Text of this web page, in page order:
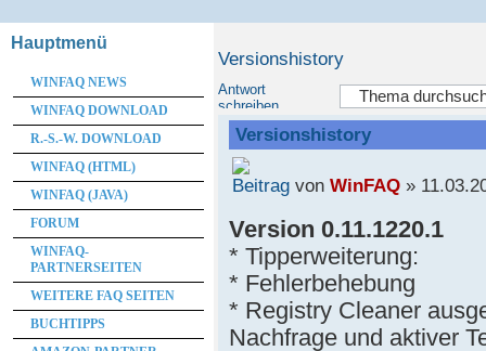
Versionshistory
Antwort
schreiben
Versionshistory
von WinFAQ»
Version 0.11.1220.1
* Tipperweiterung:
* Fehlerbehebung
* Registry Cleaner
Nachfrage und aktiver
Hauptmenü
WINFAQ NEWS
WINFAQ DOWNLOAD
R.-S.-W. DOWNLOAD
WINFAQ (HTML)
WINFAQ (JAVA)
FORUM
WINFAQ-
PARTNERSEITEN
WEITERE FAQ SEITEN
BUCHTIPPS